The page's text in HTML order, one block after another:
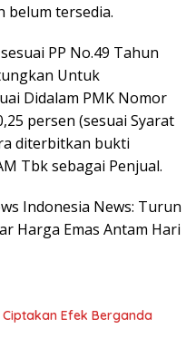
belum tersedia.
PP No.49 Tahun
Untuk
Didalam PMK Nomor
persen (sesuai Syarat
diterbitkan bukti
Tbk sebagai Penjual.
Indonesia News: Turun
Harga Emas Antam Hari
Efek Berganda